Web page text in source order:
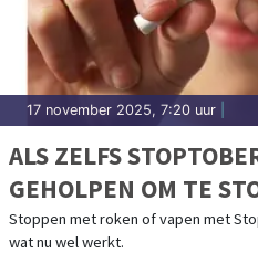
17 november 2025, 7:20 uur
ALS ZELFS
GEHOLPEN OM TE
OF VAPEN
Stoppen met roken of vapen met
wat nu wel werkt.